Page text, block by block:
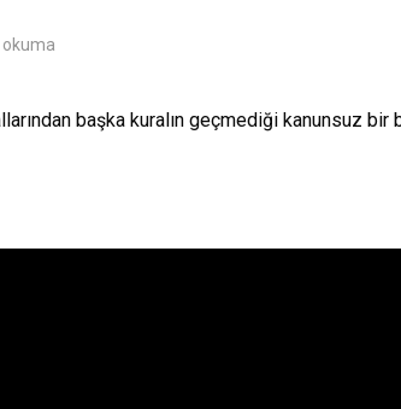
okuma
başka kuralın geçmediği kanunsuz